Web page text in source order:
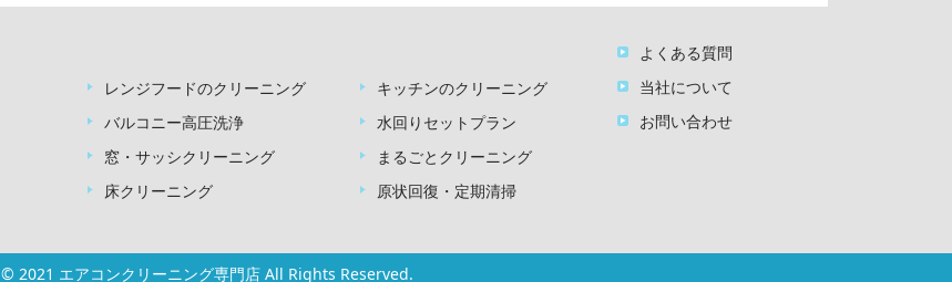
レンジフードのクリーニング
バルコニー高圧洗浄
窓・サッシクリーニング
床クリーニング
キッチンのクリーニング
水回りセットプラン
まるごとクリーニング
原状回復・定期清掃
よくある質問
当社について
お問い合わせ
© 2021 エアコンクリーニング専門店 All Rights Reserved.